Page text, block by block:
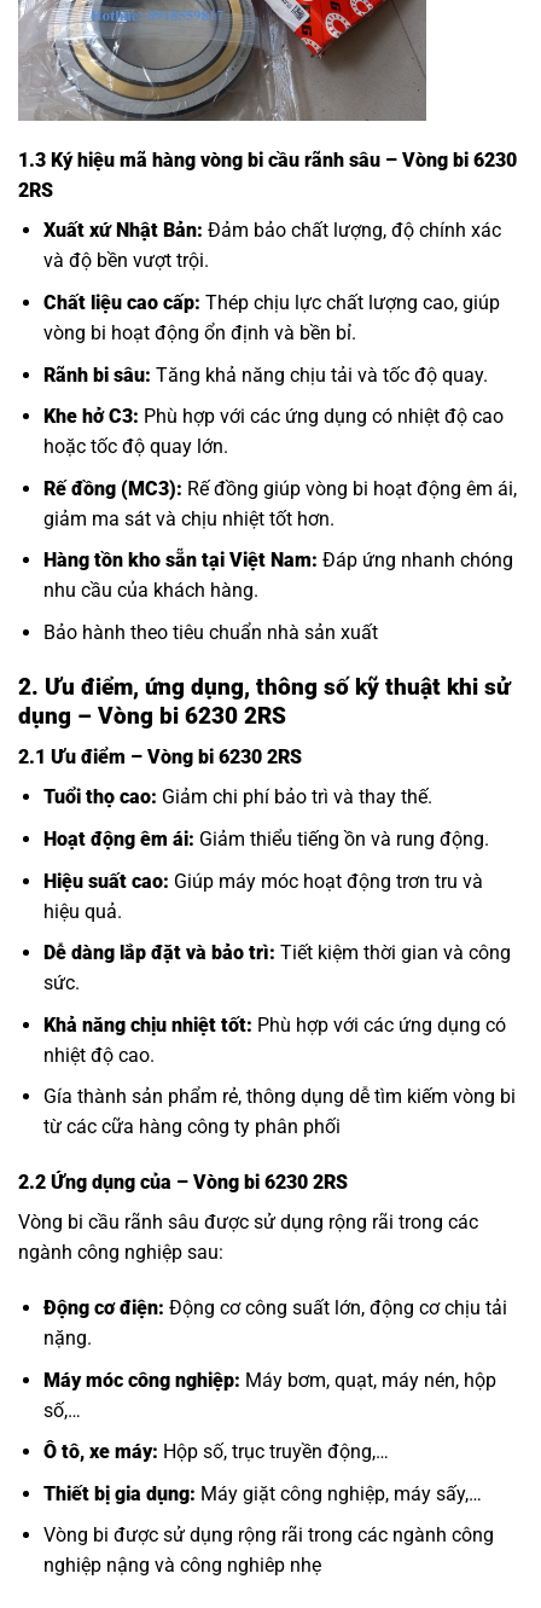
1.3 Ký hiệu mã hàng vòng bi cầu rãnh sâu – Vòng bi 6230
2RS
Xuất xứ Nhật Bản: Đảm bảo chất lượng, độ chính xác
và độ bền vượt trội.
Chất liệu cao cấp: Thép chịu lực chất lượng cao, giúp
vòng bi hoạt động ổn định và bền bỉ.
Rãnh bi sâu: Tăng khả năng chịu tải và tốc độ quay.
Khe hở C3: Phù hợp với các ứng dụng có nhiệt độ cao
hoặc tốc độ quay lớn.
Rế đồng (MC3): Rế đồng giúp vòng bi hoạt động êm ái,
giảm ma sát và chịu nhiệt tốt hơn.
Hàng tồn kho sẵn tại Việt Nam: Đáp ứng nhanh chóng
nhu cầu của khách hàng.
Bảo hành theo tiêu chuẩn nhà sản xuất
2. Ưu điểm, ứng dụng, thông số kỹ thuật khi sử
dụng – Vòng bi 6230 2RS
2.1 Ưu điểm – Vòng bi 6230 2RS
Tuổi thọ cao: Giảm chi phí bảo trì và thay thế.
Hoạt động êm ái: Giảm thiểu tiếng ồn và rung động.
Hiệu suất cao: Giúp máy móc hoạt động trơn tru và
hiệu quả.
Dễ dàng lắp đặt và bảo trì: Tiết kiệm thời gian và công
sức.
Khả năng chịu nhiệt tốt: Phù hợp với các ứng dụng có
nhiệt độ cao.
Gía thành sản phẩm rẻ, thông dụng dễ tìm kiếm vòng bi
từ các cữa hàng công ty phân phối
2.2 Ứng dụng của – Vòng bi 6230 2RS
Vòng bi cầu rãnh sâu được sử dụng rộng rãi trong các
ngành công nghiệp sau:
Động cơ điện: Động cơ công suất lớn, động cơ chịu tải
nặng.
Máy móc công nghiệp: Máy bơm, quạt, máy nén, hộp
số,…
Ô tô, xe máy: Hộp số, trục truyền động,…
Thiết bị gia dụng: Máy giặt công nghiệp, máy sấy,…
Vòng bi được sử dụng rộng rãi trong các ngành công
nghiệp nậng và công nghiêp nhẹ